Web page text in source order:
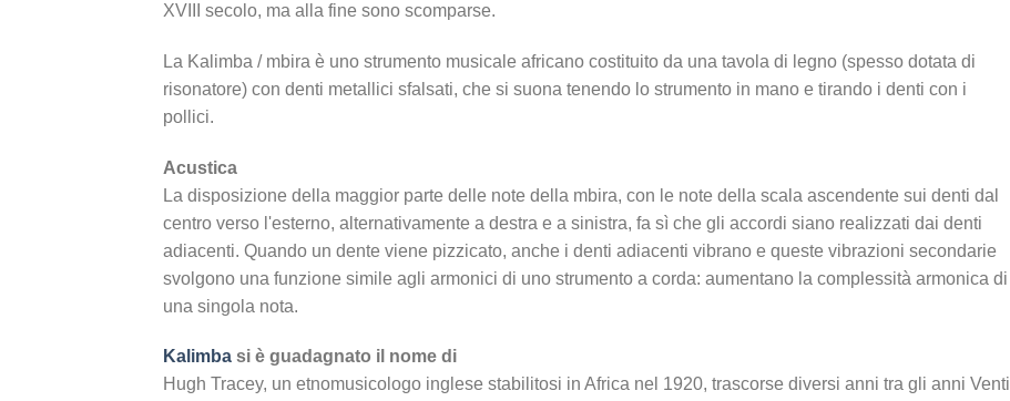
XVIII secolo, ma alla fine sono scomparse.
La Kalimba / mbira è uno strumento musicale africano costituito da una tavola di legno (spesso dotata di
risonatore) con denti metallici sfalsati, che si suona tenendo lo strumento in mano e tirando i denti con i
pollici.
Acustica
La disposizione della maggior parte delle note della mbira, con le note della scala ascendente sui denti dal
centro verso l'esterno, alternativamente a destra e a sinistra, fa sì che gli accordi siano realizzati dai denti
adiacenti. Quando un dente viene pizzicato, anche i denti adiacenti vibrano e queste vibrazioni secondarie
svolgono una funzione simile agli armonici di uno strumento a corda: aumentano la complessità armonica di
una singola nota.
Kalimba si è guadagnato il nome di
Hugh Tracey, un etnomusicologo inglese stabilitosi in Africa nel 1920, trascorse diversi anni tra gli anni Venti